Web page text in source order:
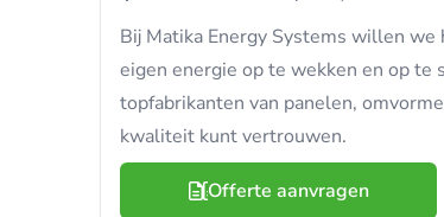
Bij Matika Energy Systems willen
eigen energie op te wekken en op
topfabrikanten van panelen,
kwaliteit kunt vertrouwen.
Offerte aanvragen